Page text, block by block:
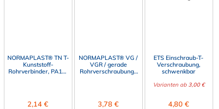
NORMAPLAST® TN T-
Kunststoff-
Rohrverbinder, PA12-
Regulärer Preis:
2,14 €
NORMAPLAST® VG /
VGR / gerade
Rohrverschraubung /
Regulärer Preis:
3,78 €
ETS Einschraub-T-
Verschraubung,
schwenkbar
Varianten ab3,00 €
Regulärer Preis:
4,80 €